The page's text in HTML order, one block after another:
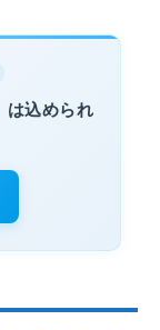
は込められ